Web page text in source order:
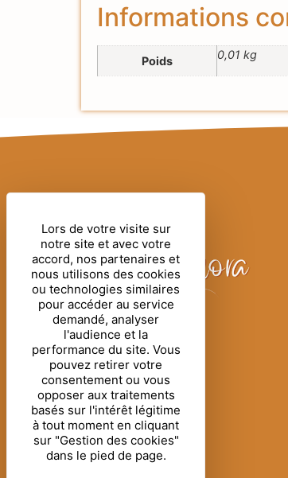
Informations
Poids 0,01 kg
Lors de votre visite sur
notre site et avec votre
accord, nos partenaires et
nous utilisons des cookies
ou technologies similaires
pour accéder au service
demandé, analyser
l'audience et la
performance du site. Vous
pouvez retirer votre
consentement ou vous
opposer aux traitements
basés sur l'intérêt légitime
à tout moment en cliquant
sur "Gestion des cookies"
dans le pied de page.